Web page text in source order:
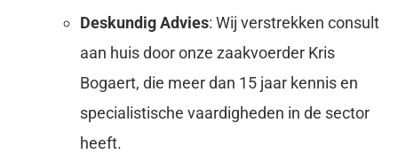
Deskundig Advies: Wij verstrekken consult
aan huis door onze zaakvoerder Kris
Bogaert, die meer dan 15 jaar kennis en
specialistische vaardigheden in de sector
heeft.